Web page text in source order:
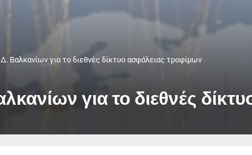
Βαλκανίων για το διεθνές δίκτυο ασφάλειας τροφίμων
για το διεθνές